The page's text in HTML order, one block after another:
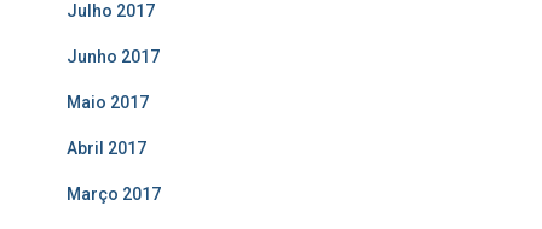
Julho 2017
Junho 2017
Maio 2017
Abril 2017
Março 2017